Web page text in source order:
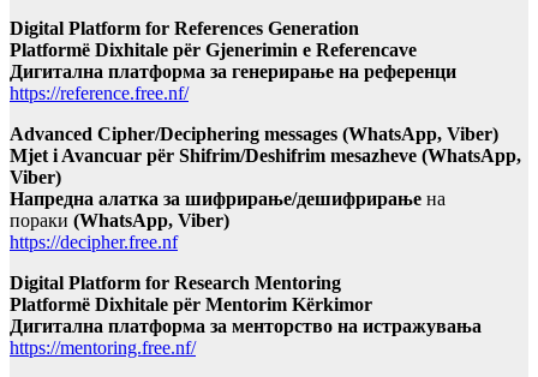
Digital Platform for References Generation
Platformë Dixhitale për Gjenerimin e Referencave
Дигитална платформа за генерирање на референци
https://reference.free.nf/
Advanced Cipher/Deciphering messages (WhatsApp, Viber)
Mjet i Avancuar për Shifrim/Deshifrim mesazheve (WhatsApp,
Viber)
Напредна алатка за шифрирање/дешифрирање на
пораки (WhatsApp, Viber)
https://decipher.free.nf
Digital Platform for Research Mentoring
Platformë Dixhitale për Mentorim Kërkimor
Дигитална платформа за менторство на истражувања
https://mentoring.free.nf/